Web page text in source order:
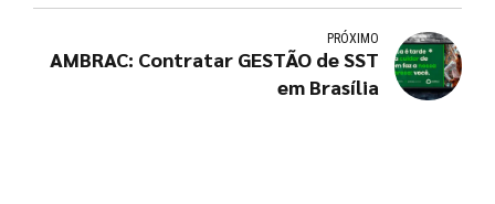
PRÓXIMO
AMBRAC: Contratar GESTÃO de SST
em Brasília